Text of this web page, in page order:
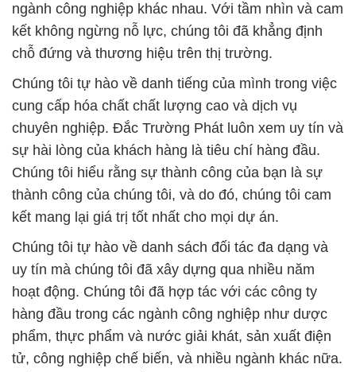
ngành công nghiệp khác nhau. Với tầm nhìn và cam
kết không ngừng nỗ lực, chúng tôi đã khẳng định
chỗ đứng và thương hiệu trên thị trường.
Chúng tôi tự hào về danh tiếng của mình trong việc
cung cấp hóa chất chất lượng cao và dịch vụ
chuyên nghiệp. Đắc Trường Phát luôn xem uy tín và
sự hài lòng của khách hàng là tiêu chí hàng đầu.
Chúng tôi hiểu rằng sự thành công của bạn là sự
thành công của chúng tôi, và do đó, chúng tôi cam
kết mang lại giá trị tốt nhất cho mọi dự án.
Chúng tôi tự hào về danh sách đối tác đa dạng và
uy tín mà chúng tôi đã xây dựng qua nhiều năm
hoạt động. Chúng tôi đã hợp tác với các công ty
hàng đầu trong các ngành công nghiệp như dược
phẩm, thực phẩm và nước giải khát, sản xuất điện
tử, công nghiệp chế biến, và nhiều ngành khác nữa.